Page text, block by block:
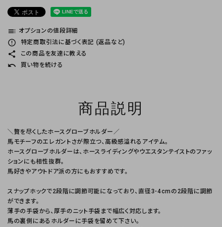
toc オプションの値段詳細
error_outline 特定商取引法に基づく表記 (返品など)
share この商品を友達に教える
undo 買い物を続ける
商品説明
＼贅を尽くしたホースグローブホルダー／
馬モチーフのエレガントさが際立つ、高級感溢れるアイテム。
ホースグローブホルダーは、ホースライディングやウエスタンテイストのファッ
ションにも相性抜群。
馬好きやアウトドア派の方にもおすすめです。
スナップホックで2段階に調節可能になっており、直径3-4cmの2段階に調節
ができます。
薄手の手袋から、厚手のニット手袋まで幅広く対応します。
馬の裏側にあるホルダーに手袋を留めて下さい。